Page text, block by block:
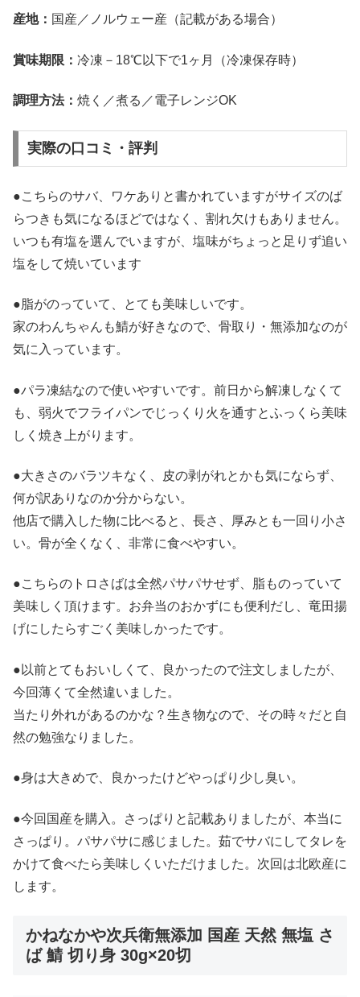
産地： 国産／ノルウェー産（記載がある場合）
賞味期限： 冷凍－18℃以下で1ヶ月（冷凍保存時）
調理方法： 焼く／煮る／電子レンジOK
実際の口コミ・評判
●こちらのサバ、ワケありと書かれていますがサイズのば
らつきも気になるほどではなく、割れ欠けもありません。
いつも有塩を選んでいますが、塩味がちょっと足りず追い
塩をして焼いています
●脂がのっていて、とても美味しいです。
家のわんちゃんも鯖が好きなので、骨取り・無添加なのが
気に入っています。
●パラ凍結なので使いやすいです。前日から解凍しなくて
も、弱火でフライパンでじっくり火を通すとふっくら美味
しく焼き上がります。
●大きさのバラツキなく、皮の剥がれとかも気にならず、
何が訳ありなのか分からない。
他店で購入した物に比べると、長さ、厚みとも一回り小さ
い。骨が全くなく、非常に食べやすい。
●こちらのトロさばは全然パサパサせず、脂ものっていて
美味しく頂けます。お弁当のおかずにも便利だし、竜田揚
げにしたらすごく美味しかったです。
●以前とてもおいしくて、良かったので注文しましたが、
今回薄くて全然違いました。
当たり外れがあるのかな？生き物なので、その時々だと自
然の勉強なりました。
●身は大きめで、良かったけどやっぱり少し臭い。
●今回国産を購入。さっぱりと記載ありましたが、本当に
さっぱり。パサパサに感じました。茹でサバにしてタレを
かけて食べたら美味しくいただけました。次回は北欧産に
します。
かねなかや次兵衛無添加 国産 天然 無塩 さ
ば 鯖 切り身 30g×20切